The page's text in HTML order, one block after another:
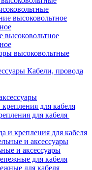
высоковольтное
высоковольтные
Кабели, провода
для кабеля
и крепления для кабеля
и аксессуары
для кабеля